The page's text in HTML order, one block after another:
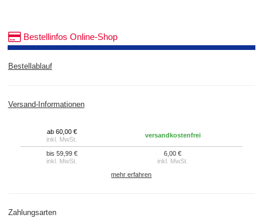
Bestellinfos Online-Shop
Bestellablauf
Versand-Informationen
ab 60,00 €
inkl. MwSt.
versandkostenfrei
bis 59,99 €
inkl. MwSt.
6,00 €
inkl. MwSt.
mehr erfahren
Zahlungsarten